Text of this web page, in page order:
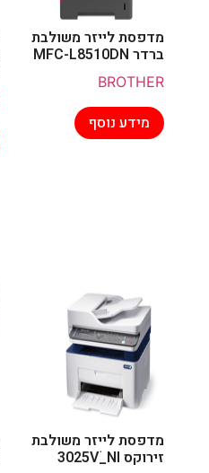
מדפסת לייזר משולבת
ברדר MFC-L8510DN
BROTHER
מידע נוסף
מדפסת לייזר משולבת
זירוקס 3025Vֹ_NI